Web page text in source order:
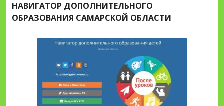
НАВИГАТОР ДОПОЛНИТЕЛЬНОГО
ОБРАЗОВАНИЯ САМАРСКОЙ ОБЛАСТИ